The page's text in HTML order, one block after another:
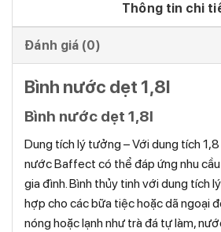
Thông tin chi
Đánh giá (0)
Bình nước dẹt 1,8l
Bình nước dẹt 1,8l
Dung tích lý tưởng – Với dung tích
nước Baffect có thể đáp ứng nhu
gia đình. Bình thủy tinh với dung tích
hợp cho các bữa tiệc hoặc dã ngoại
nóng hoặc lạnh như trà đá tự làm,